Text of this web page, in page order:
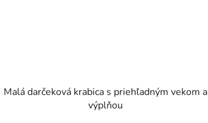
Malá darčeková krabica s priehľadným vekom a
výplňou